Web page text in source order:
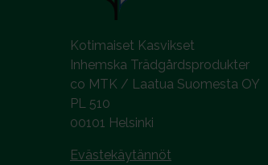
Kotimaiset Kasvikset
Inhemska Trädgårdsprodukter
co MTK / Laatua Suomesta OY
PL 510
00101 Helsinki
Evästekäytännöt